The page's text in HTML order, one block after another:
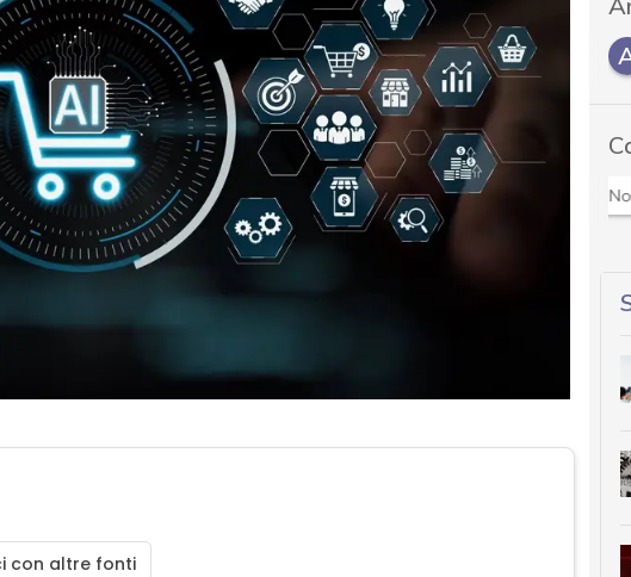
con altre fonti
A
AI Act A Amazon